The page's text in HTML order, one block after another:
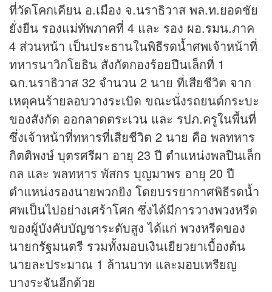
ที่วัดโคกเคียน อ.เมือง จ.นราธิวาส พล.ท.ยอดชัย
ยั่งยืน รองแม่ทัพภาคที่ 4 และ รอง ผอ.รมน.ภาค
4 ส่วนหน้า เป็นประธานในพิธีรดน้ำศพเจ้าหน้าที่
ทหารนาวิกโยธิน สังกัดกองร้อยปืนเล็กที่ 1
ฉก.นราธิวาส 32 จำนวน 2 นาย ที่เสียชีวิต จาก
เหตุคนร้ายลอบวางระเบิด ขณะนั่งรถยนต์กระบะ
ของสังกัด ออกลาดตระเวน และ รปภ.ครูในพื้นที่
ซึ่งเจ้าหน้าที่ทหารที่เสียชีวิต 2 นาย คือ พลทหาร
กิตติพงษ์ บุตรศรีผา อายุ 23 ปี ตำแหน่งพลปืนเล็ก
กล และ พลทหาร พัสกร บุญมาพร อายุ 20 ปี
ตำแหน่งรองนายพวกยิง โดยบรรยากาศพิธีรดน้ำ
ศพเป็นไปอย่างเศร้าโศก ซึ่งได้มีการวางพวงหรีด
ของผู้บังคับบัญชาระดับสูง ได้แก่ พวงหรีดของ
นายกรัฐมนตรี รวมทั้งมอบเงินเยียวยาเบื้องต้น
นายละประมาณ 1 ล้านบาท และมอบเหรียญ
บางระจันอีกด้วย